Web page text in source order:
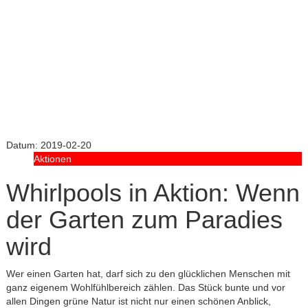
Datum: 2019-02-20
Aktionen
Whirlpools in Aktion: Wenn
der Garten zum Paradies
wird
Wer einen Garten hat, darf sich zu den glücklichen Menschen mit
ganz eigenem Wohlfühlbereich zählen. Das Stück bunte und vor
allen Dingen grüne Natur ist nicht nur einen schönen Anblick,